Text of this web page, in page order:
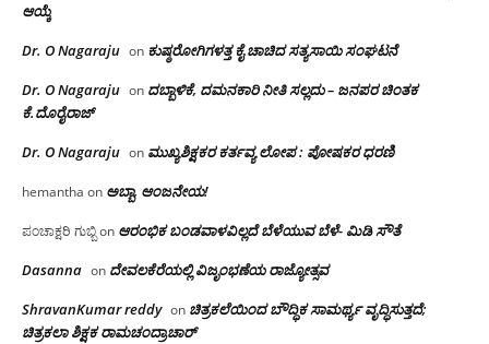
ಆಯ್ಕೆ
Dr. O Nagaraju on ಕುಷ್ಠರೋಗಿಗಳತ್ತ ಕೈ ಚಾಚಿದ ಸತ್ಯಸಾಯಿ ಸಂಘಟನೆ
Dr. O Nagaraju on ದಬ್ಬಾಳಿಕೆ, ದಮನಕಾರಿ ನೀತಿ ಸಲ್ಲದು – ಜನಪರ ಚಿಂತಕ
ಕೆ.ದೊರೈರಾಜ್
Dr. O Nagaraju on ಮುಖ್ಯಶಿಕ್ಷಕರ ಕರ್ತವ್ಯ ಲೋಪ : ಪೋಷಕರ ಧರಣಿ
hemantha on ಅಬ್ಬಾ, ಆಂಜನೇಯ!
ಪಂಚಾಕ್ಷರಿ ಗುಬ್ಬಿon ಆರಂಭಿಕ ಬಂಡವಾಳವಿಲ್ಲದೆ ಬೆಳೆಯುವ ಬೆಳೆ- ಮಿಡಿ ಸೌತೆ
Dasanna on ದೇವಲಕೆರೆಯಲ್ಲಿ ವಿಜೃಂಭಣೆಯ ರಾಜ್ಯೋತ್ಸವ
ShravanKumar reddy on ಚಿತ್ರಕಲೆಯಿಂದ ಬೌದ್ಧಿಕ ಸಾಮರ್ಥ್ಯ ವೃದ್ಧಿಸುತ್ತದೆ;
ಚಿತ್ರಕಲಾ ಶಿಕ್ಷಕ ರಾಮಚಂದ್ರಾಚಾರ್